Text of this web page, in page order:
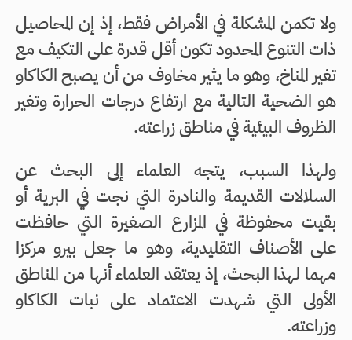
ولا تكمن المشكلة في الأمراض فقط، إذ إن المحاصيل
ذات التنوع المحدود تكون أقل قدرة على التكيف مع
تغير المناخ، وهو ما يثير مخاوف من أن يصبح الكاكاو
هو الضحية التالية مع ارتفاع درجات الحرارة وتغير
الظروف البيئية في مناطق زراعته.
ولهذا السبب، يتجه العلماء إلى البحث عن
السلالات القديمة والنادرة التي نجت في البرية أو
بقيت محفوظة في المزارع الصغيرة التي حافظت
على الأصناف التقليدية، وهو ما جعل بيرو مركزا
مهما لهذا البحث، إذ يعتقد العلماء أنها من المناطق
الأولى التي شهدت الاعتماد على نبات الكاكاو
وزراعته.